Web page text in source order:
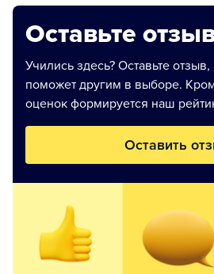
Оставьте
Учились здесь? Оставьте
поможет другим в выборе.
оценок формируется наш
Оставить